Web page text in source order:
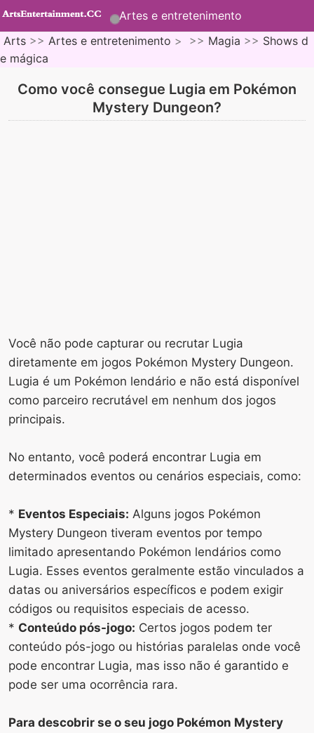
Artes e entretenimento
Arts >> Artes e entretenimento > >> Magia >> Shows d
e mágica
Como você consegue Lugia em Pokémon
Mystery Dungeon?
Você não pode capturar ou recrutar Lugia
diretamente em jogos Pokémon Mystery Dungeon.
Lugia é um Pokémon lendário e não está disponível
como parceiro recrutável em nenhum dos jogos
principais.
No entanto, você poderá encontrar Lugia em
determinados eventos ou cenários especiais, como:
* Eventos Especiais: Alguns jogos Pokémon
Mystery Dungeon tiveram eventos por tempo
limitado apresentando Pokémon lendários como
Lugia. Esses eventos geralmente estão vinculados a
datas ou aniversários específicos e podem exigir
códigos ou requisitos especiais de acesso.
* Conteúdo pós-jogo: Certos jogos podem ter
conteúdo pós-jogo ou histórias paralelas onde você
pode encontrar Lugia, mas isso não é garantido e
pode ser uma ocorrência rara.
Para descobrir se o seu jogo Pokémon Mystery